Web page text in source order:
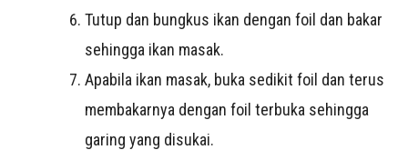
Tutup dan bungkus ikan dengan foil dan bakar
sehingga ikan masak.
Apabila ikan masak, buka sedikit foil dan terus
membakarnya dengan foil terbuka sehingga
garing yang disukai.